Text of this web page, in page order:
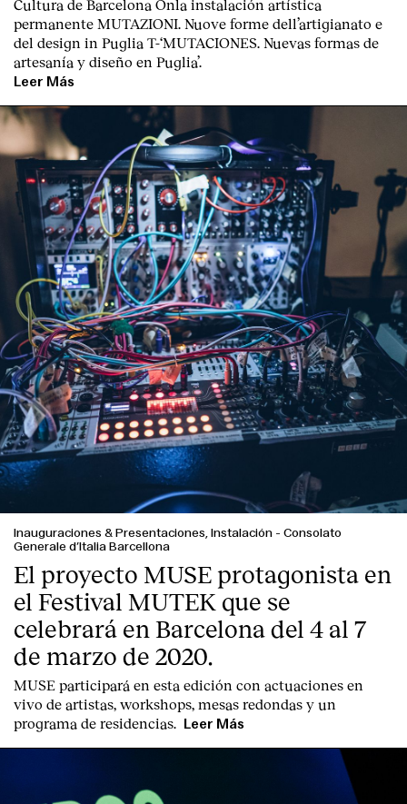
Cultura de Barcelona Onla instalación artística
permanente MUTAZIONI. Nuove forme dell’artigianato e
del design in Puglia T-‘MUTACIONES. Nuevas formas de
artesanía y diseño en Puglia’.
Leer Más
Inauguraciones & Presentaciones, Instalación - Consolato
Generale d’Italia Barcellona
El proyecto MUSE protagonista en
el Festival MUTEK que se
celebrará en Barcelona del 4 al 7
de marzo de 2020.
MUSE participará en esta edición con actuaciones en
vivo de artistas, workshops, mesas redondas y un
programa de residencias.
Leer Más